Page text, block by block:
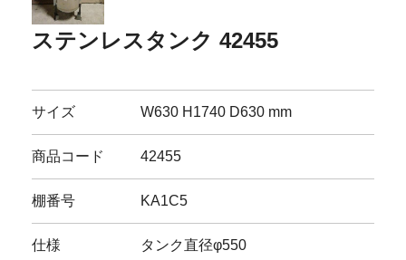
ステンレスタンク 42455
サイズ W630 H1740 D630 mm
商品コード 42455
棚番号 KA1C5
仕様 タンク直径φ550